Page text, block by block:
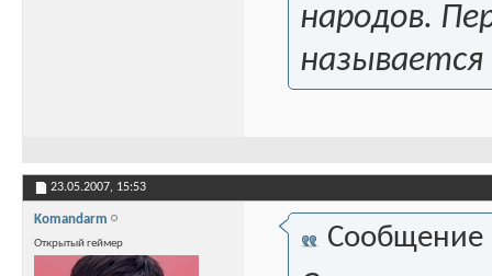
народов.
23.05.2007, 15:53
Komandarm
Открытый геймер Сообщение